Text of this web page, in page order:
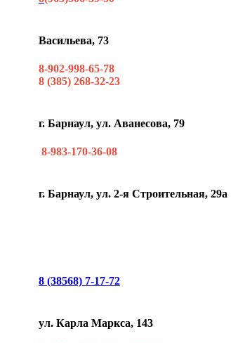
Васильева, 73
8-902-998-65-78
8 (385) 268-32-23
г. Барнаул, ул. Аванесова, 79
8-983-170-36-08
г. Барнаул, ул. 2-я Строительная, 29а
8 (38568) 7-17-72
ул. Карла Маркса, 143